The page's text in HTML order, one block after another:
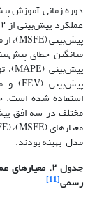
مختلف در سه افق
مدل بهینه بودند.
جدول ۲.
رسمی[11]